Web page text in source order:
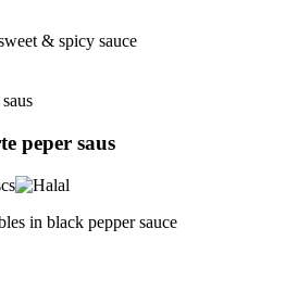
& spicy sauce
peper saus
in black pepper sauce